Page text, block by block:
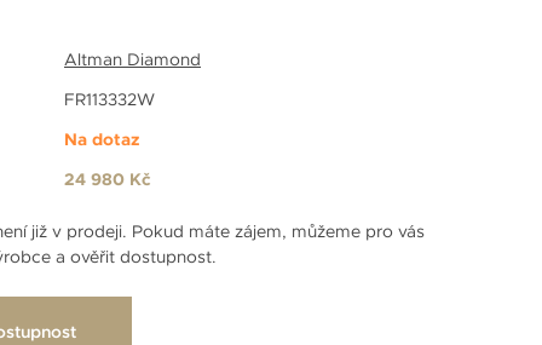
Altman Diamond
FR113332W
Na dotaz
24 980 Kč
již v prodeji. Pokud máte zájem, můžeme pro vás
a ověřit dostupnost.